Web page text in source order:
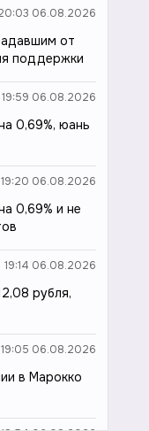
06.08.2026
от
поддержки
19:59 06.08.2026
0,69%, юань
19:20 06.08.2026
0,69% и не
19:14 06.08.2026
рубля,
19:05 06.08.2026
в Марокко